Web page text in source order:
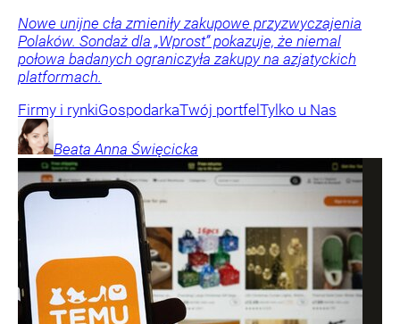
Nowe unijne cła zmieniły zakupowe przyzwyczajenia
Polaków. Sondaż dla „Wprost” pokazuje, że niemal
połowa badanych ograniczyła zakupy na azjatyckich
platformach.
Firmy i rynkiGospodarkaTwój portfel Tylko u Nas
Beata Anna Święcicka